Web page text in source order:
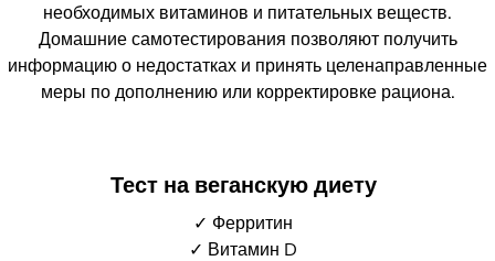
необходимых витаминов и питательных веществ.
Домашние самотестирования позволяют получить
информацию о недостатках и принять целенаправленные
меры по дополнению или корректировке рациона.
Тест на веганскую диету
✓ Ферритин
✓ Витамин D